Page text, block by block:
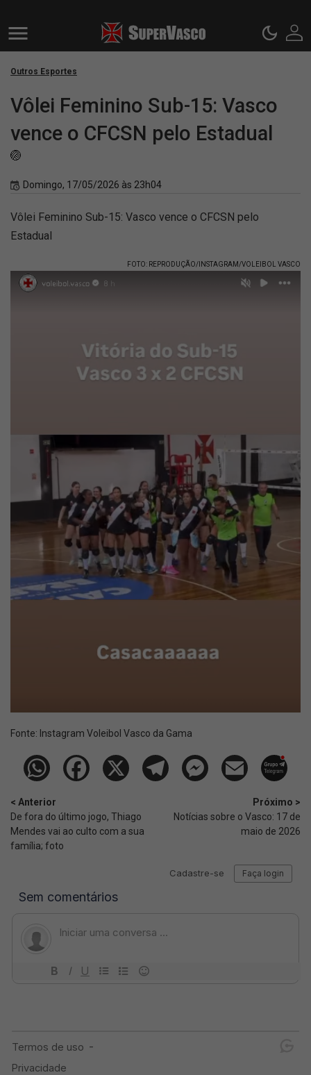
Outros Esportes
Vôlei Feminino Sub-15: Vasco
vence o CFCSN pelo Estadual
🏐
Domingo, 17/05/2026 às 23h04
Vôlei Feminino Sub-15: Vasco vence o CFCSN pelo
Estadual
FOTO: REPRODUÇÃO/INSTAGRAM/VOLEIBOL VASCO
Fonte: Instagram Voleibol Vasco da Gama
< Anterior
De fora do último jogo, Thiago
Mendes vai ao culto com a sua
família; foto
Próximo >
Notícias sobre o Vasco: 17 de
maio de 2026